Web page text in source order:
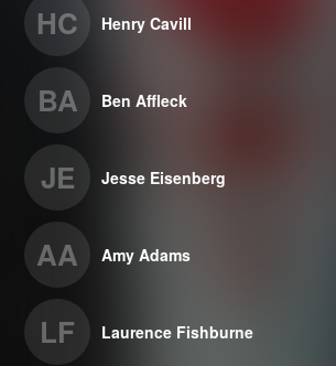
HC Henry Cavill
BA Ben Affleck
JE Jesse Eisenberg
AA Amy Adams
LF Laurence Fishburne